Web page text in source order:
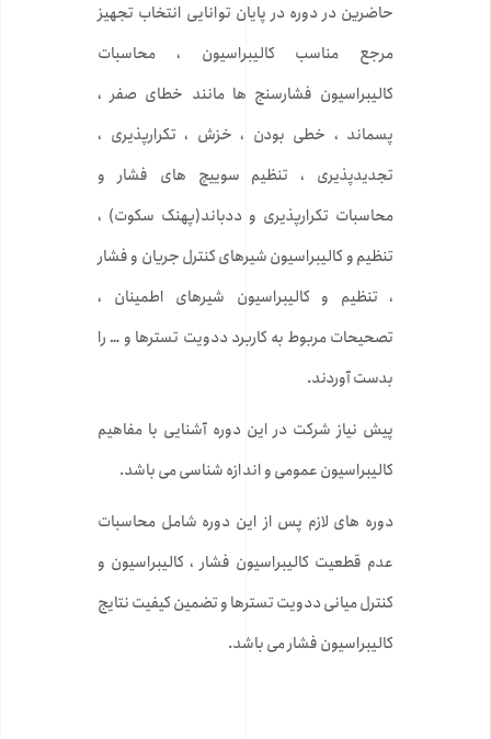
حاضرین در دوره در پایان توانایی انتخاب تجهیز
مرجع مناسب کالیبراسیون ، محاسبات
کالیبراسیون فشارسنج ها مانند خطای صفر ،
پسماند ، خطی بودن ، خزش ، تکرارپذیری ،
تجدیدپذیری ، تنظیم سوییچ های فشار و
محاسبات تکرارپذیری و ددباند(پهنک سکوت) ،
تنظیم و کالیبراسیون شیرهای کنترل جریان و فشار
، تنظیم و کالیبراسیون شیرهای اطمینان ،
تصحیحات مربوط به کاربرد ددویت تسترها و … را
بدست آوردند.
پیش نیاز شرکت در این دوره آشنایی با مفاهیم
کالیبراسیون عمومی و اندازه شناسی می باشد.
دوره های لازم پس از این دوره شامل محاسبات
عدم قطعیت کالیبراسیون فشار ، کالیبراسیون و
کنترل میانی ددویت تسترها و تضمین کیفیت نتایج
کالیبراسیون فشار می باشد.